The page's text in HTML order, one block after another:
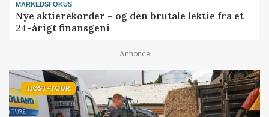
MARKEDSFOKUS
Nye aktierekorder – og den brutale lektie fra et
24-årigt finansgeni
Annonce
HØST-TOUR